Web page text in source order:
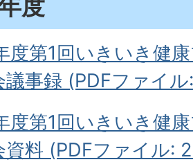
度
度第1回いきいき健
議事録 (PDFファイ
度第1回いきいき健
資料 (PDFファイル: